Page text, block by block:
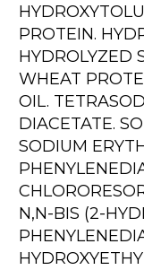
PROTEIN.
HYDROLYZED
WHEAT
OIL.
DIACETATE.
SODIUM
N,N-BIS (2-